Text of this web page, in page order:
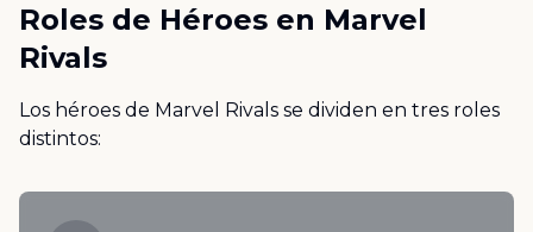
Roles de Héroes en Marvel
Rivals
Los héroes de Marvel Rivals se dividen en tres roles
distintos: